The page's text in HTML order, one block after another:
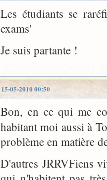
Les étudiants se
exams'
Je suis partante !
15-05-2010 00:50
Bon, en ce qui me
habitant moi aussi à
problème en matière
D'autres JRRVFiens